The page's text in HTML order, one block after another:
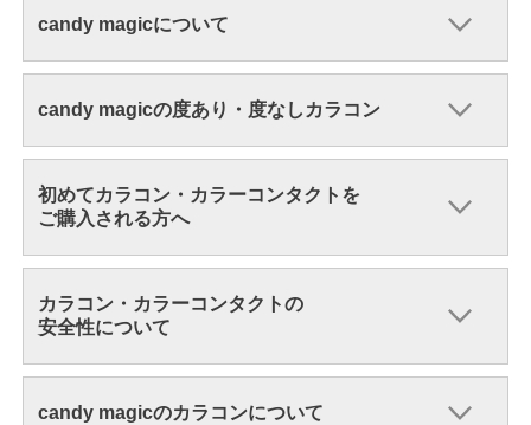
candy magicについて
candy magicの度あり・度なしカラコン
初めてカラコン・カラーコンタクトを
ご購入される方へ
カラコン・カラーコンタクトの
安全性について
candy magicのカラコンについて